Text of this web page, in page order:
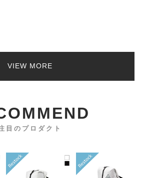
VIEW MORE
目のプロダクト